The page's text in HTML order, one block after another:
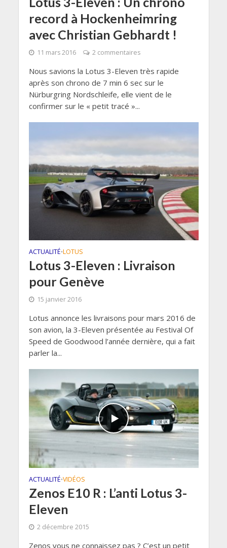
record à Hockenheimring
avec Christian Gebhardt !
11 mars 2016 2 commentaires
Nous savions la Lotus 3-Eleven très rapide
après son chrono de 7 min 6 sec sur le
Nürburgring Nordschleife, elle vient de le
confirmer sur le « petit tracé »...
ACTUALITÉ•LOTUS
Lotus 3-Eleven : Livraison
pour Genève
15 janvier 2016
Lotus annonce les livraisons pour mars 2016 de
son avion, la 3-Eleven présentée au Festival Of
Speed de Goodwood l’année dernière, qui a fait
parler la...
ACTUALITÉ•VIDÉOS
Zenos E10 R : L’anti Lotus 3-
Eleven
2 décembre 2015
Zenos vous ne connaissez pas ? C’est un petit